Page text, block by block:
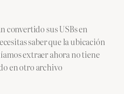
convertido sus USBs en
saber que la ubicación
extraer ahora no tiene
en otro archivo